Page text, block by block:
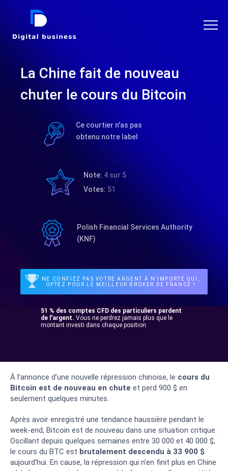
DIGITAL BUSINESS
La Chine fait de nouveau
chuter le cours du Bitcoin
Ce courtier n'as pas
obtenu notre label
Note: 4 sur 5
Votes: 51
Polish Financial Services Authority
(KNF)
NE CONFIEZ PAS VOTRE ARGENT À N’IMPORTE QUI,
OPTEZ POUR LE MEILLEUR BROKER DE FRANCE !
51 % des comptes CFD des particuliers perdent
de l'argent. Vous ne perdrez jamais plus que le
montant investi dans chaque position.
À l’annonce d’une nouvelle répression chinoise, le cours du
Bitcoin est de nouveau en chute et perd 900 $ en
seulement quelques minutes.
Après avoir enregistré une tendance haussière pendant le
week-end, Bitcoin est de nouveau dans une situation critique.
Oscillant depuis quelques semaines entre 30 000 et 40 000 $,
le cours du BTC est brutalement descendu à 33 900 $
aujourd’hui. En cause, la répression qui n’en finit plus en Chine